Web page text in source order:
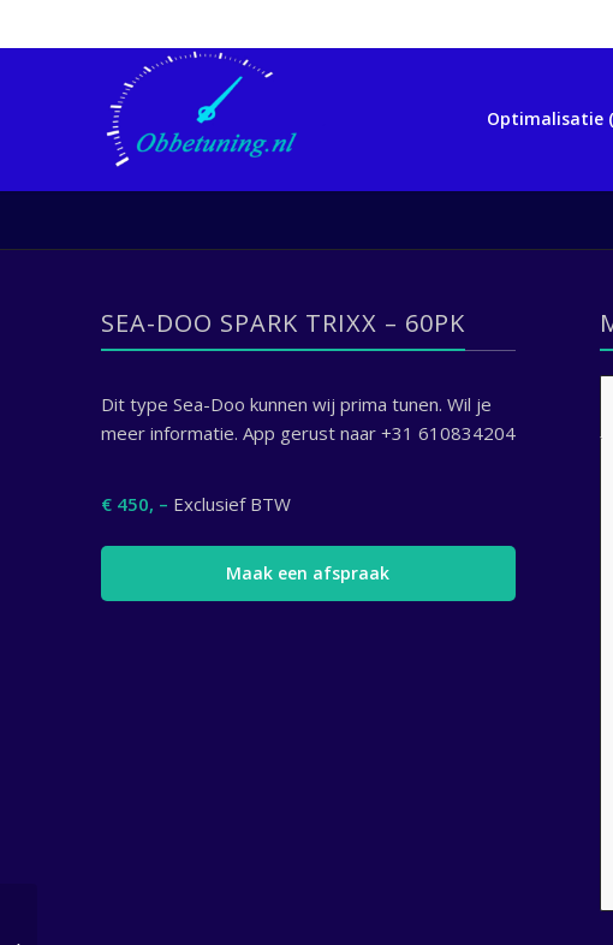
Optimalisatie
SEA-DOO SPARK TRIXX – 60PK
Dit type Sea-Doo kunnen wij prima tunen. Wil je
meer informatie. App gerust naar +31 610834204
€ 450, – Exclusief BTW
Maak een afspraak